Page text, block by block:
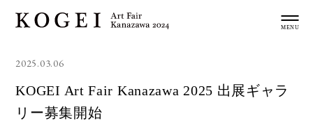
2025.03.06
KOGEI Art Fair Kanazawa 2025 出展ギャラ
リー募集開始